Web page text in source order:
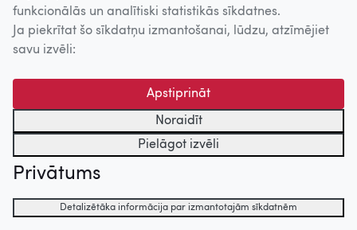
funkcionālās un analītiski statistikās sīkdatnes.
Ja piekrītat šo sīkdatņu izmantošanai, lūdzu, atzīmējiet
savu izvēli:
Apstiprināt
Noraidīt
Pielāgot izvēli
Privātums
Detalizētāka informācija par izmantotajām sīkdatnēm